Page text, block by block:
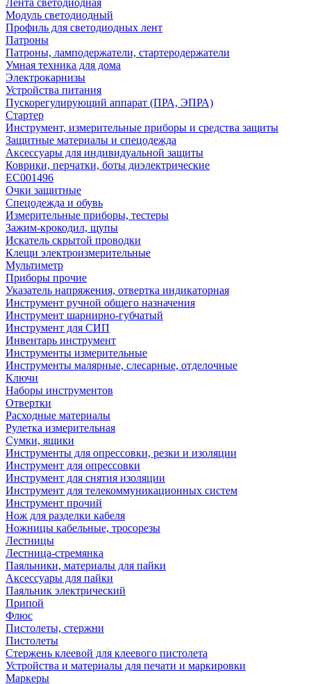
Лента светодиодная
Модуль светодиодный
Профиль для светодиодных лент
Патроны
Патроны, ламподержатели, стартеродержатели
Умная техника для дома
Электрокарнизы
Устройства питания
Пускорегулирующий аппарат (ПРА, ЭПРА)
Стартер
Инструмент, измерительные приборы и средства защиты
Защитные материалы и спецодежда
Аксессуары для индивидуальной защиты
Коврики, перчатки, боты диэлектрические
EC001496
Очки защитные
Спецодежда и обувь
Измерительные приборы, тестеры
Зажим-крокодил, щупы
Искатель скрытой проводки
Клещи электроизмерительные
Мультиметр
Приборы прочие
Указатель напряжения, отвертка индикаторная
Инструмент ручной общего назначения
Инструмент шарнирно-губчатый
Инструмент для СИП
Инвентарь инструмент
Инструменты измерительные
Инструменты малярные, слесарные, отделочные
Ключи
Наборы инструментов
Отвертки
Расходные материалы
Рулетка измерительная
Сумки, ящики
Инструменты для опрессовки, резки и изоляции
Инструмент для опрессовки
Инструмент для снятия изоляции
Инструмент для телекоммуникационных систем
Инструмент прочий
Нож для разделки кабеля
Ножницы кабельные, тросорезы
Лестницы
Лестница-стремянка
Паяльники, материалы для пайки
Аксессуары для пайки
Паяльник электрический
Припой
Флюс
Пистолеты, стержни
Пистолеты
Стержень клеевой для клеевого пистолета
Устройства и материалы для печати и маркировки
Маркеры